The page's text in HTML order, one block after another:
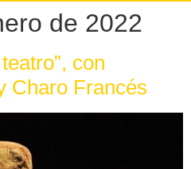
de 2022
con
Charo Francés